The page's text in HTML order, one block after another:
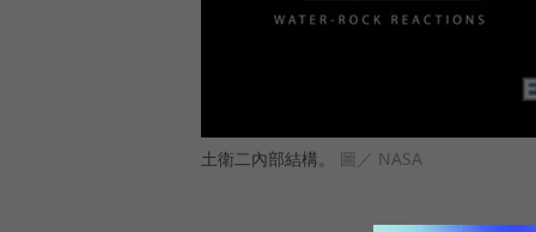
土衛二內部結構。 圖／ NASA